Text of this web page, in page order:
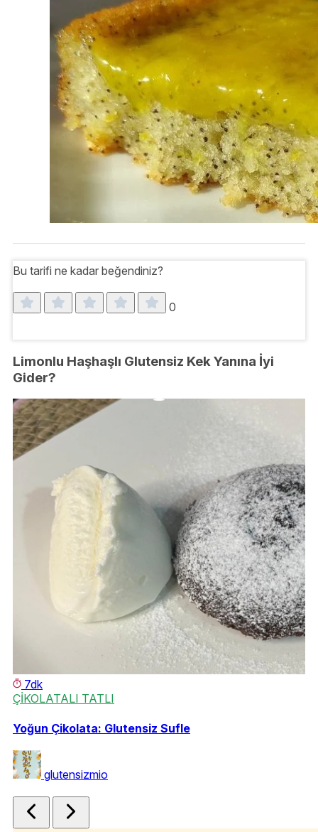
Bu tarifi ne kadar beğendiniz?
0
Limonlu Haşhaşlı Glutensiz Kek Yanına İyi
Gider?
7dk
ÇİKOLATALI TATLI
Yoğun Çikolata: Glutensiz Sufle
glutensizmio